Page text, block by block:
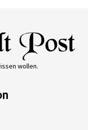
wollen.